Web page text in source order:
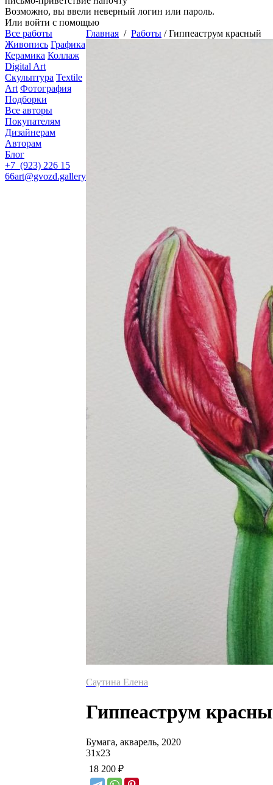
Возможно, вы ввели неверный логин или пароль.
Или войти с помощью
Все работы
Живопись Графика
Керамика Коллаж
Digital Art
Скульптура Textile
Art Фотография
Подборки
Все авторы
Покупателям
Дизайнерам
Авторам
Блог
+7 (923) 226 15
66art@gvozd.gallery
Главная / Работы / Гиппеаструм красный
Саутина Елена
Гиппеаструм
Бумага, акварель, 2020
31х23
18 200 ₽